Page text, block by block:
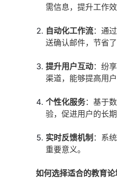
需信息，提升工作效
自动化工作流：通
送确认邮件，节省
提升用户互动：纷
渠道，能够提高用
个性化服务：基于
验，促进用户的长期
实时反馈机制 ：系
重要意义。
如何选择适合的教育论